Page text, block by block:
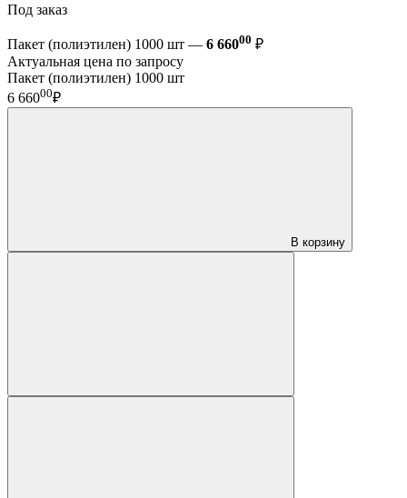
Под заказ
Пакет (полиэтилен) 1000 шт — 6 66000 ₽
Актуальная цена по запросу
Пакет (полиэтилен) 1000 шт
6 66000₽
В корзину